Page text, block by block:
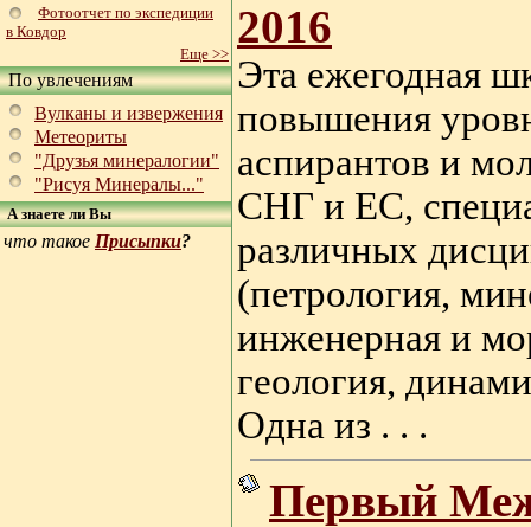
Фотоотчет по экспедиции
в Ковдор
Еще >>
По увлечениям
Вулканы и извержения
Метеориты
"Друзья минералогии"
"Рисуя Минералы..."
А знаете ли Вы
что такое Присыпки?
2016
Эта ежегодная
повышения
аспирантов и
СНГ и ЕС,
различных
(петрология,
инженерная и
геология,
Одна из . . .
Первый